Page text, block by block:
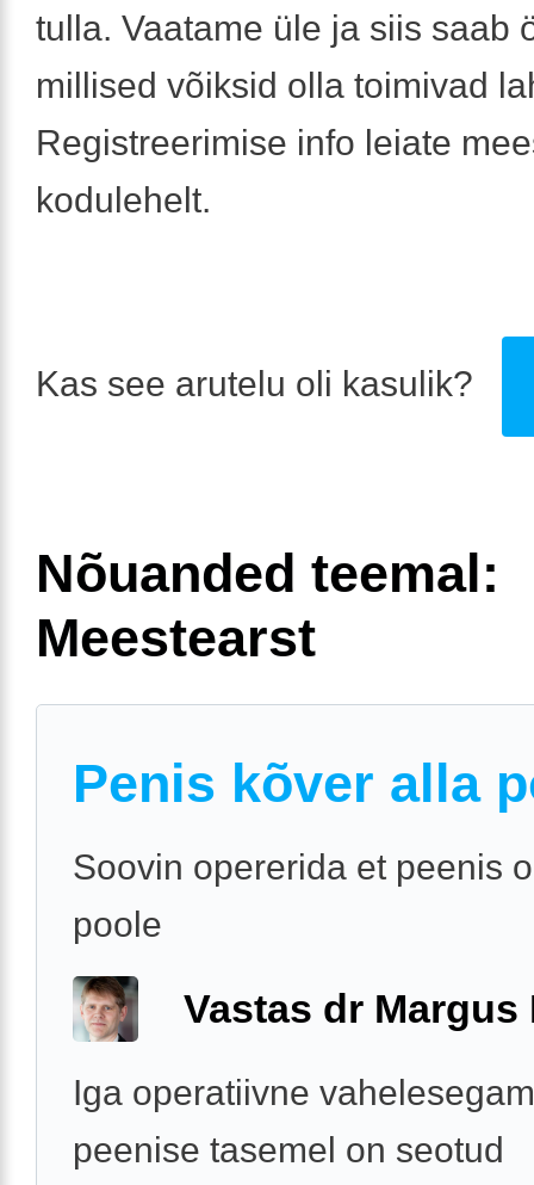
tulla. Vaatame üle ja siis saab
millised võiksid olla toimivad
Registreerimise info leiate
kodulehelt.
Kas see arutelu oli kasulik?
Nõuanded teemal:
Meestearst
Penis kõver alla
Soovin opererida et peenis
poole
Vastas dr Margus
Iga operatiivne
peenise tasemel on seotud